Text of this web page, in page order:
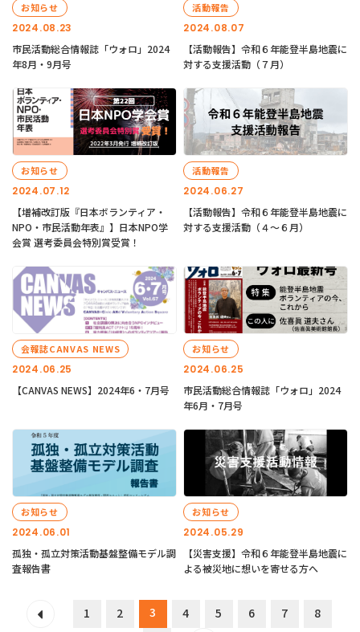
2024.08.23
お知らせ
市民活動総合情報誌「ウォロ」2024
年8月・9月号
2024.08.07
活動報告
【活動報告】令和６年能登半島地震に
対する支援活動（７月）
2024.07.12
お知らせ
【増補改訂版『日本ボランティア・
NPO・市民活動年表』】日本NPO学
会賞 選考委員会特別賞受賞！
2024.06.27
活動報告
【活動報告】令和６年能登半島地震に
対する支援活動（４〜６月）
2024.06.25
会報誌CANVAS NEWS
【CANVAS NEWS】2024年6・7月号
2024.06.25
お知らせ
市民活動総合情報誌「ウォロ」2024
年6月・7月号
2024.06.01
お知らせ
孤独・孤立対策活動基盤整備モデル調
査報告書
2024.05.29
お知らせ
【災害支援】令和６年能登半島地震に
よる被災地に想いを寄せる方へ
1 2 3 4 5 6 7
8